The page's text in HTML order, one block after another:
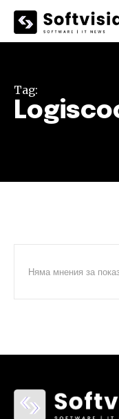
Tag:
Няма мнения за